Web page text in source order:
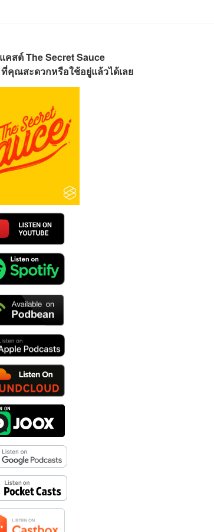
คสต์ The Secret Sauce
คุณสะดวกหรือใช้อยู่แล้วได้เลย